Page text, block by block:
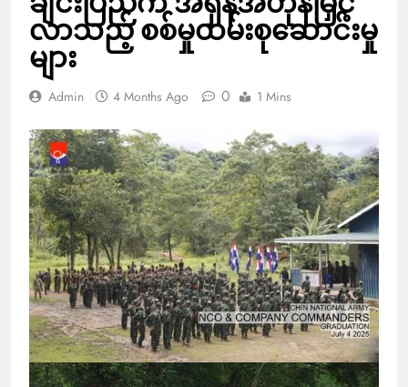
လာသည့် စစ်မှုထမ်းစုဆောင်းမှု
များ
Admin 4 Months Ago 0 1 Mins